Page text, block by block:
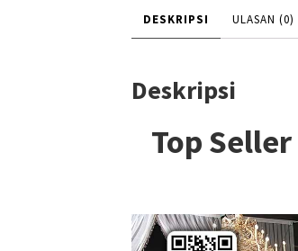
DESKRIPSI ULASAN (0)
Deskripsi
Top Seller